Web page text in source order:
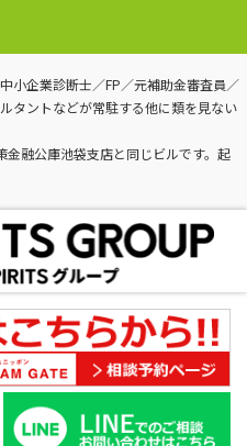
小企業診断士／FP／元補助金審査員／
タントなどが常駐する他に類を見ない
融公庫池袋支店と同じビルです。起